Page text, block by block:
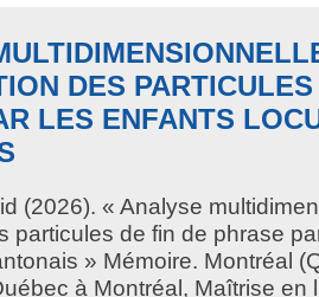
DES
LES ENFANTS
(2026). « Analyse
particules de fin de phrase
» Mémoire. Montréal
à Montréal, Maîtrise en